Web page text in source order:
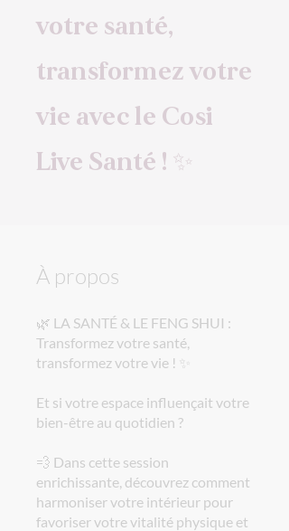
votre santé,
transformez votre
vie avec le Cosi
Live Santé ! ✨
À propos
🌿 LA SANTÉ & LE FENG SHUI :
Transformez votre santé,
transformez votre vie ! ✨
Et si votre espace influençait votre
bien-être au quotidien ?
💨 Dans cette session
enrichissante, découvrez comment
harmoniser votre intérieur pour
favoriser votre vitalité physique et